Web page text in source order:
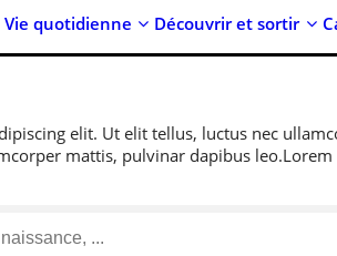
Vie quotidienne Découvrir et sortir
elit. Ut elit tellus, luctus nec
mattis, pulvinar dapibus leo.